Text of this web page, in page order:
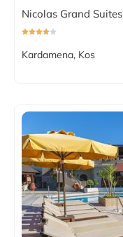
Nicolas Grand Suites
Kardamena, Kos